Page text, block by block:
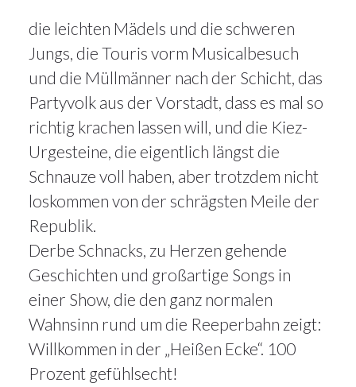
die leichten Mädels und die schweren
Jungs, die Touris vorm Musicalbesuch
und die Müllmänner nach der Schicht, das
Partyvolk aus der Vorstadt, dass es mal so
richtig krachen lassen will, und die Kiez-
Urgesteine, die eigentlich längst die
Schnauze voll haben, aber trotzdem nicht
loskommen von der schrägsten Meile der
Republik.
Derbe Schnacks, zu Herzen gehende
Geschichten und großartige Songs in
einer Show, die den ganz normalen
Wahnsinn rund um die Reeperbahn zeigt:
Willkommen in der „Heißen Ecke“. 100
Prozent gefühlsecht!